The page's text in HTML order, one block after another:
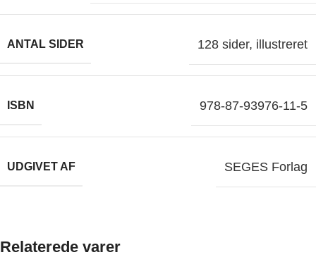
ANTAL SIDER 128 sider, illustreret
ISBN 978-87-93976-11-5
UDGIVET AF SEGES Forlag
Relaterede varer